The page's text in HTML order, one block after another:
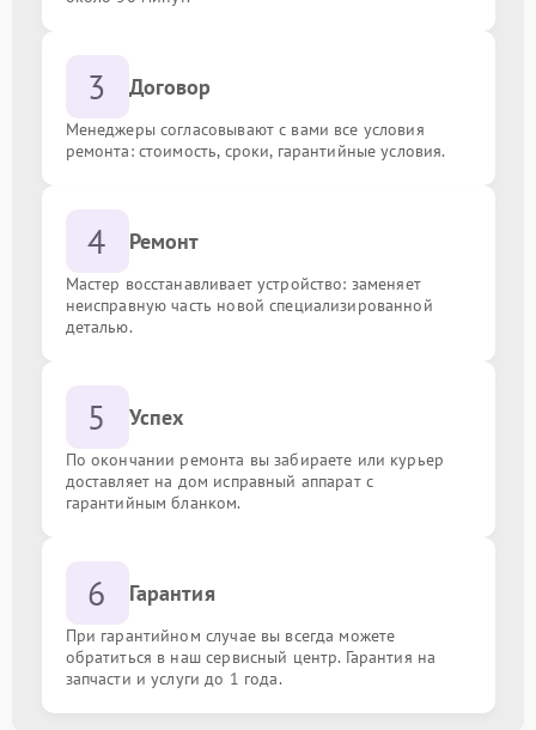
3 Договор
Менеджеры согласовывают с вами все условия
ремонта: стоимость, сроки, гарантийные условия.
4 Ремонт
Мастер восстанавливает устройство: заменяет
неисправную часть новой специализированной
деталью.
5 Успех
По окончании ремонта вы забираете или курьер
доставляет на дом исправный аппарат с
гарантийным бланком.
6 Гарантия
При гарантийном случае вы всегда можете
обратиться в наш сервисный центр. Гарантия на
запчасти и услуги до 1 года.